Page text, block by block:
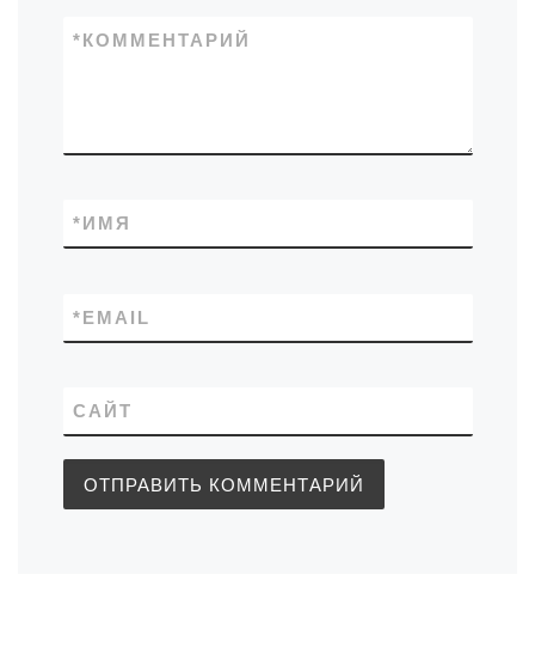
КОММЕНТАРИЙ
*
ИМЯ
*
EMAIL
*
САЙТ